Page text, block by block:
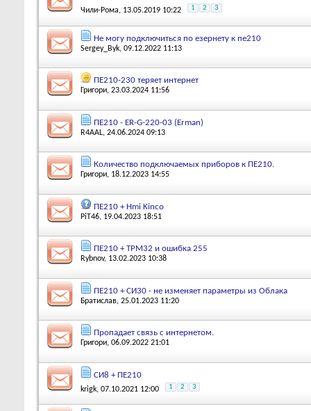
Чили-Рома, 13.05.2019 10:22 1 2 3
Не могу подключиться по езернету к пе210
Sergey_Byk, 09.12.2022 11:13
ПЕ210-230 теряет интернет
Григори, 23.03.2024 11:56
ПЕ210 - ER-G-220-03 (Erman)
R4AAL, 24.06.2024 09:13
Количество подключаемых приборов к ПЕ210.
Григори, 18.12.2023 14:55
ПЕ210 + Hmi Kinco
PiT46, 19.04.2023 18:51
ПЕ210 + ТРМ32 и ошибка 255
Rybnov, 13.02.2023 10:38
ПЕ210 + СИ30 - не изменяет параметры из Облака
Братислав, 25.01.2023 11:20
Пропадает связь с интернетом.
Григори, 06.09.2022 21:01
СИ8 + ПЕ210
krigk, 07.10.2021 12:00 1 2 3